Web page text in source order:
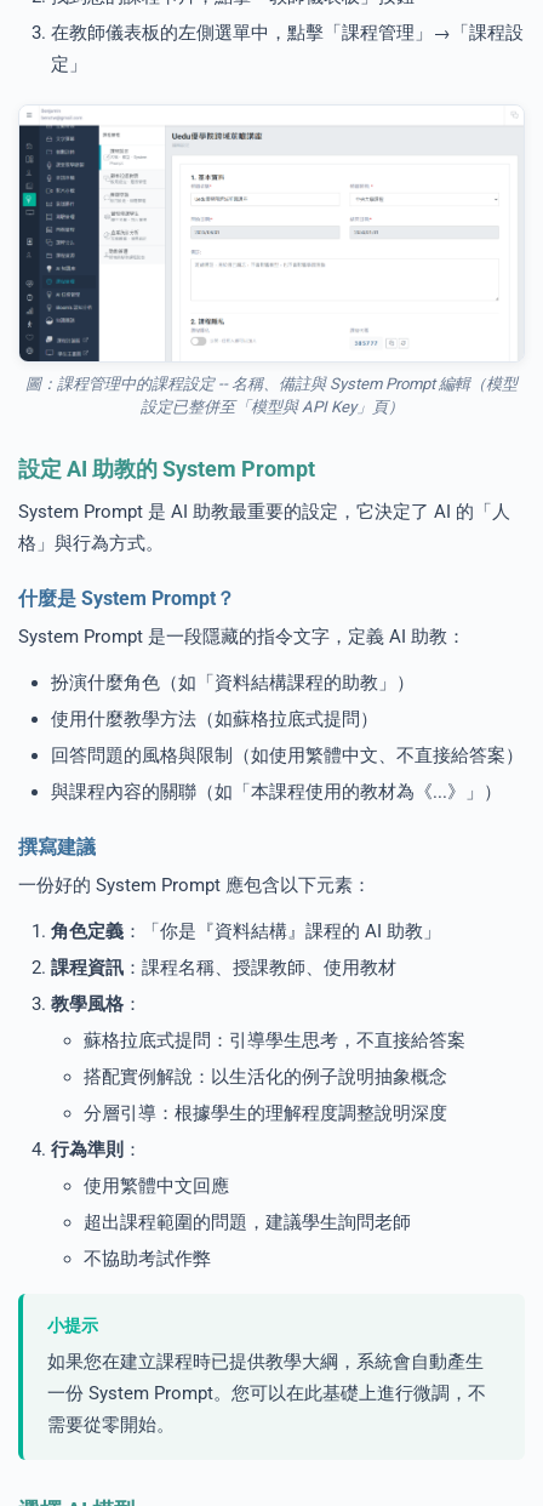
在教師儀表板的左側選單中，點擊「課程管理」→「課程設
定」
圖：課程管理中的課程設定 -- 名稱、備註與 System Prompt 編輯（模型
設定已整併至「模型與 API Key」頁）
設定 AI 助教的 System Prompt
System Prompt 是 AI 助教最重要的設定，它決定了 AI 的「人
格」與行為方式。
什麼是 System Prompt？
System Prompt 是一段隱藏的指令文字，定義 AI 助教：
扮演什麼角色（如「資料結構課程的助教」）
使用什麼教學方法（如蘇格拉底式提問）
回答問題的風格與限制（如使用繁體中文、不直接給答案）
與課程內容的關聯（如「本課程使用的教材為《...》」）
撰寫建議
一份好的 System Prompt 應包含以下元素：
角色定義：「你是『資料結構』課程的 AI 助教」
課程資訊：課程名稱、授課教師、使用教材
教學風格：
蘇格拉底式提問：引導學生思考，不直接給答案
搭配實例解說：以生活化的例子說明抽象概念
分層引導：根據學生的理解程度調整說明深度
行為準則 ：
使用繁體中文回應
超出課程範圍的問題，建議學生詢問老師
不協助考試作弊
小提示
如果您在建立課程時已提供教學大綱，系統會自動產生
一份 System Prompt。您可以在此基礎上進行微調，不
需要從零開始。